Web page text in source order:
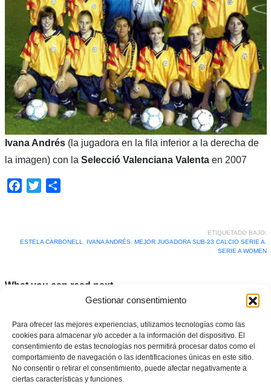
Gestionar consentimiento
Para ofrecer las mejores experiencias, utilizamos tecnologías como las
cookies para almacenar y/o acceder a la información del dispositivo. El
consentimiento de estas tecnologías nos permitirá procesar datos como el
comportamiento de navegación o las identificaciones únicas en este sitio.
No consentir o retirar el consentimiento, puede afectar negativamente a
ciertas características y funciones.
Ivana Andrés(la jugadora en la fila inferior a la derecha de
la imagen) con la Selecció Valenciana Valentaen 2007
Facebook
Twitter
ETIQUETADO BAJO:
ESTELA CARBONELL
IVANA ANDRÉS, MEJOR JUGADORA SUB-23 CALCIO SERIE A
SERIE A WOMEN
What you can read next